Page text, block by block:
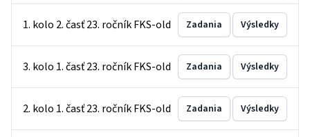
1. kolo 2. časť 23. ročník FKS-old Zadania Výsledky
3. kolo 1. časť 23. ročník FKS-old Zadania Výsledky
2. kolo 1. časť 23. ročník FKS-old Zadania Výsledky